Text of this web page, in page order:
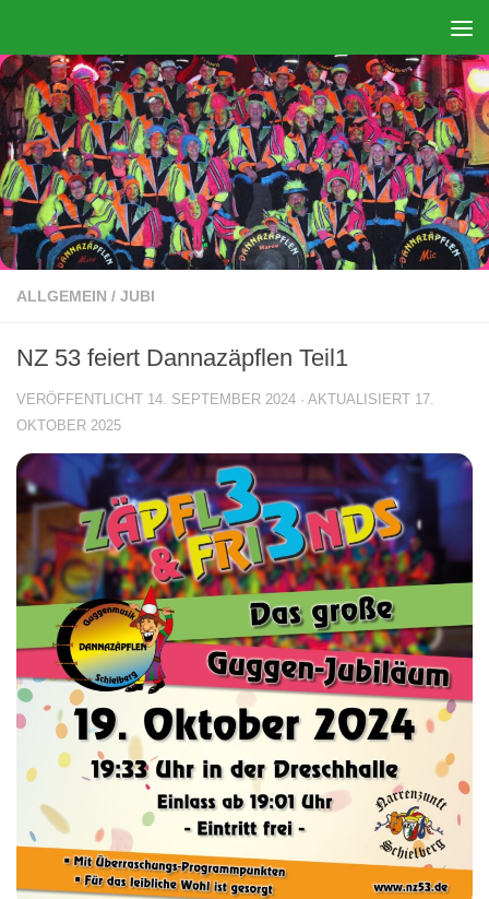
ALLGEMEIN / JUBI
NZ 53 feiert Dannazäpflen Teil1
VERÖFFENTLICHT 14. SEPTEMBER 2024 · AKTUALISIERT 17.
OKTOBER 2025